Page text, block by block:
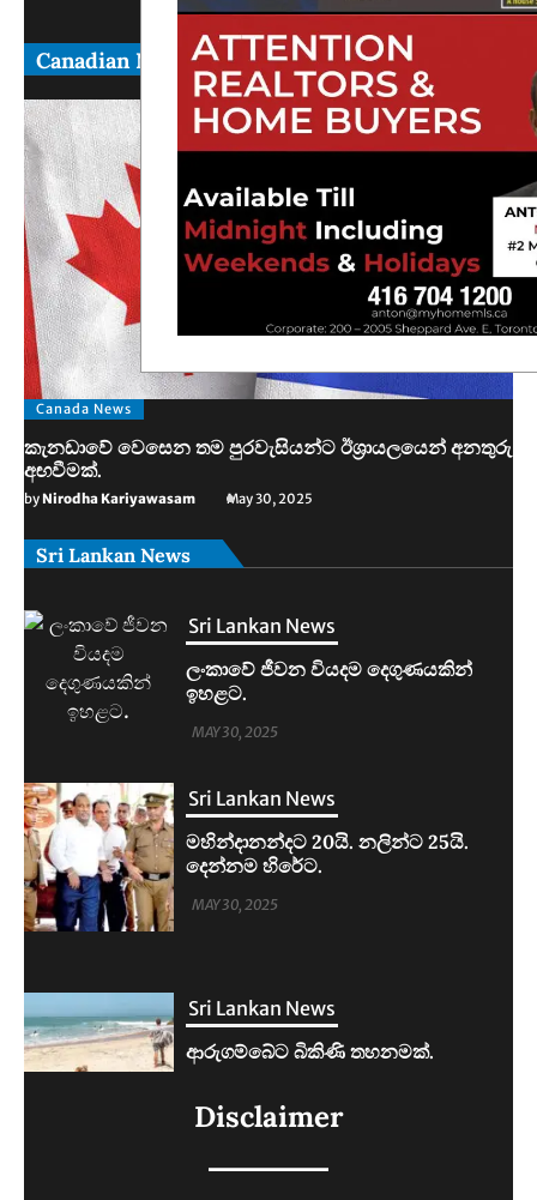
Canadian News
Canada News
කැනඩාවේ වෙසෙන තම පුරවැසියන්ට ඊශ්‍රායලයෙන් අනතුරු
අඟවීමක්.
byNirodha Kariyawasam May 30, 2025
Sri Lankan News
Sri Lankan News
මහින්දානන්දට 20යි. නලින්ට 25යි.
දෙන්නම හිරේට.
MAY 30, 2025
Sri Lankan News
ආරුගම්බේට බිකිණි තහනමක්.
MAY 30, 2025
Sri Lankan News
ඉහළට.
Disclaimer